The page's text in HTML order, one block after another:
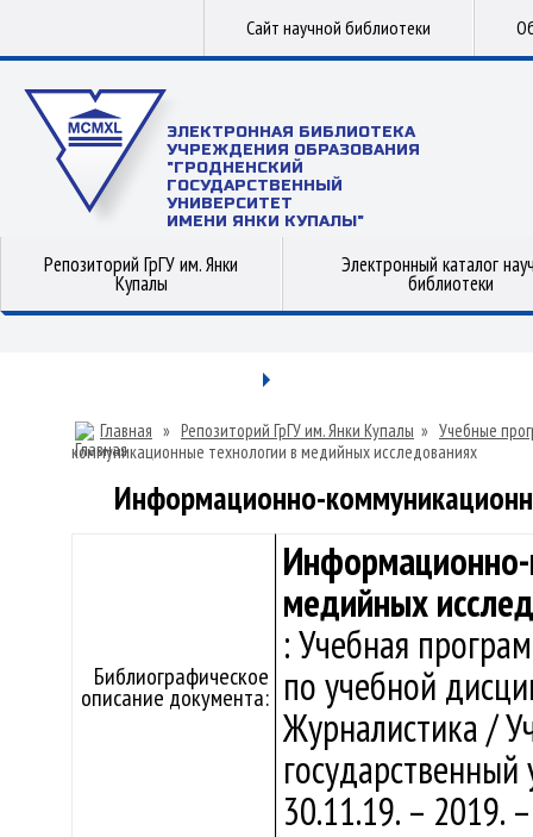
Сайт научной библиотеки
ЭЛЕКТРОННАЯ БИБЛИОТЕКА
УЧРЕЖДЕНИЯ ОБРАЗОВАНИЯ
"ГРОДНЕНСКИЙ
ГОСУДАРСТВЕННЫЙ
УНИВЕРСИТЕТ
ИМЕНИ ЯНКИ КУПАЛЫ"
Репозиторий ГрГУ им. Янки
Купалы
Электронный каталог
библиотеки
Главная » Репозиторий ГрГУ им. Янки Купалы » Учебные
коммуникационные технологии в медийных исследованиях
Информационно-
Библиографическое
описание документа:
медийных
: Учебная
по учебной
Журналистика /
30.11.19. –